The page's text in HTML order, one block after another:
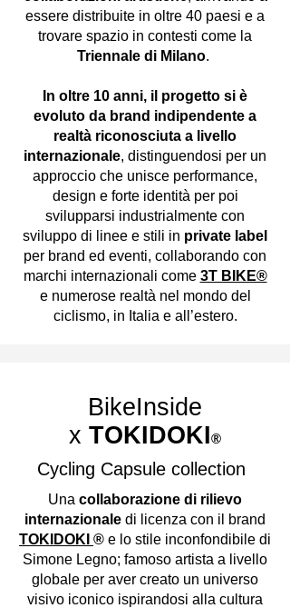
essere distribuite in oltre 40 paesi e a
trovare spazio in contesti come la
Triennale di Milano.
In oltre 10 anni, il progetto si è
evoluto da brand indipendente a
realtà riconosciuta a livello
internazionale, distinguendosi per un
approccio che unisce performance,
design e forte identità per poi
svilupparsi industrialmente con
sviluppo di linee e stili in private label
per brand ed eventi, collaborando con
marchi internazionali come 3T BIKE®
e numerose realtà nel mondo del
ciclismo, in Italia e all’estero.
BikeInside
x TOKIDOKI®
Cycling Capsule collection
Una collaborazione di rilievo
internazionale di licenza con il brand
TOKIDOKI ® e lo stile inconfondibile di
Simone Legno; famoso artista a livello
globale per aver creato un universo
visivo iconico ispirandosi alla cultura